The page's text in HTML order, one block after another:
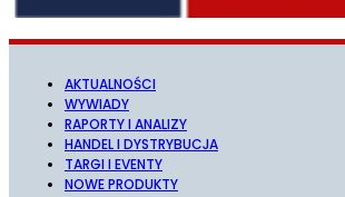
AKTUALNOŚCI
WYWIADY
RAPORTY I ANALIZY
HANDEL I DYSTRYBUCJA
TARGI I EVENTY
NOWE PRODUKTY